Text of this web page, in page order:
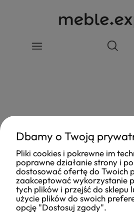
Dbamy o Twoją
Pliki cookies i pokrewne im
poprawne działanie strony i
dostosować ofertę do Twoich
zaakceptować wykorzystanie
tych plików i przejść do sklepu
użycie plików do swoich
opcję "Dostosuj zgody".